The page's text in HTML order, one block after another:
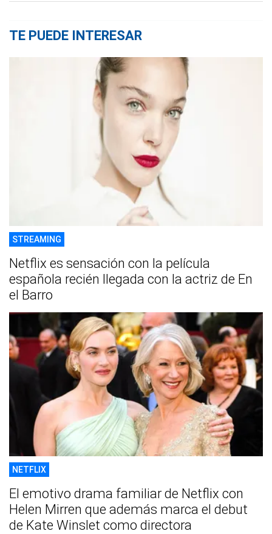
TE PUEDE INTERESAR
STREAMING
Netflix es sensación con la película
española recién llegada con la actriz de En
el Barro
NETFLIX
El emotivo drama familiar de Netflix con
Helen Mirren que además marca el debut
de Kate Winslet como directora